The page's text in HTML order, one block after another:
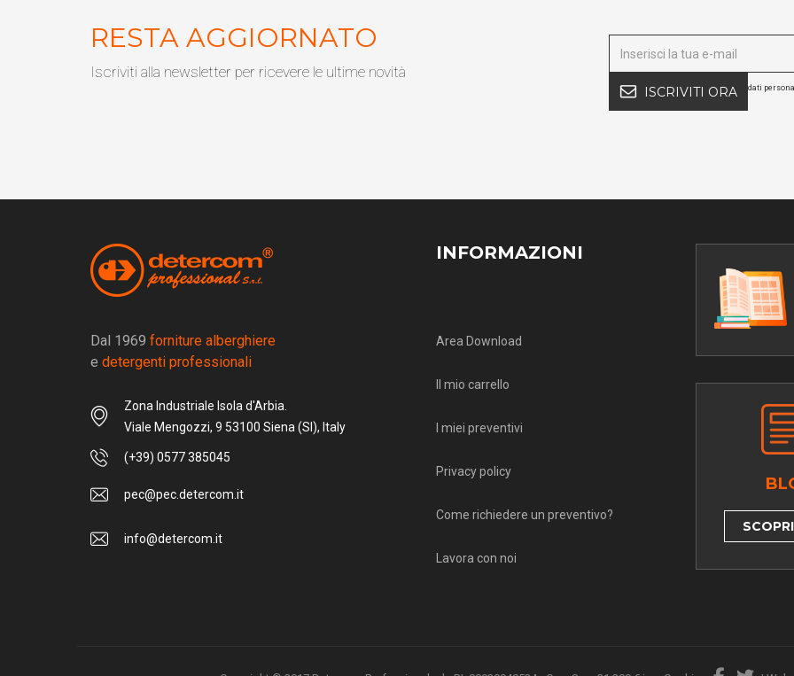
RESTA AGGIORNATO
Iscriviti alla newsletter per ricevere le ultime novità
ISCRIVITI ORA dati
Dal 1969 forniture alberghiere
e detergenti professionali
Zona Industriale Isola d'Arbia.
Viale Mengozzi, 9 53100 Siena (SI), Italy
(+39) 0577 385045
pec@pec.detercom.it
info@detercom.it
INFORMAZIONI
Area Download
Il mio carrello
I miei preventivi
Privacy policy
Come richiedere un preventivo?
Lavora con noi